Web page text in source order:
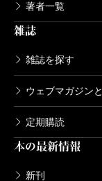
著者一覧
雑誌
雑誌を探す
ウェブマガジン
定期購読
本の最新情報
新刊